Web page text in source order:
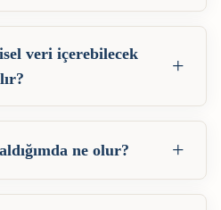
veri içerebilecek
+
ne olur? +